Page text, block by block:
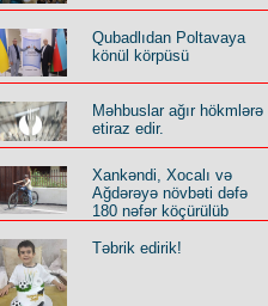
Qubadlıdan Poltavaya
könül körpüsü
Məhbuslar ağır hökmlərə
etiraz edir.
Xankəndi, Xocalı və
Ağdərəyə növbəti dəfə
180 nəfər köçürülüb
Təbrik edirik!